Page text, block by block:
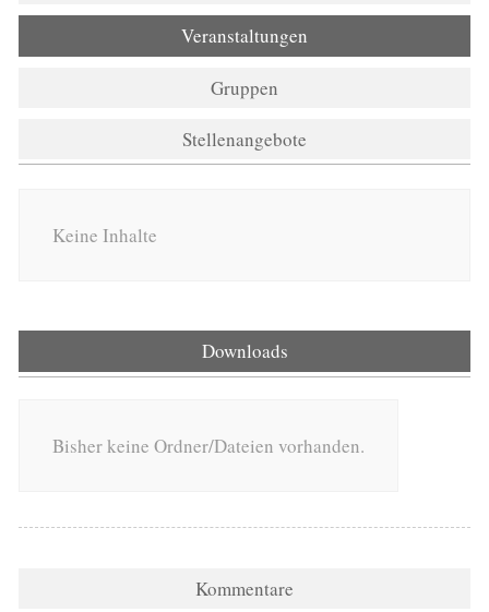
Veranstaltungen
Gruppen
Stellenangebote
Keine Inhalte
Downloads
Bisher keine Ordner/Dateien vorhanden.
Kommentare